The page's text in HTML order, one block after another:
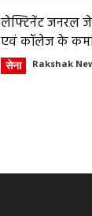
लेफ्टिनेंट जनरल
एवं कॉलेज के
सेना Rakshak